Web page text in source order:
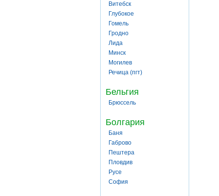
Витебск
Глубокое
Гомель
Гродно
Лида
Минск
Могилев
Речица (пгт)
Бельгия
Брюссель
Болгария
Баня
Габрово
Пештера
Пловдив
Русе
София